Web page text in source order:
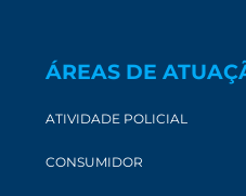
ÁREAS DE
ATIVIDADE POLICIAL
CONSUMIDOR